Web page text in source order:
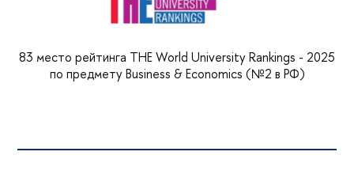
83 место рейтинга THE World University Rankings - 2025
по предмету Business & Economics (№2 в РФ)